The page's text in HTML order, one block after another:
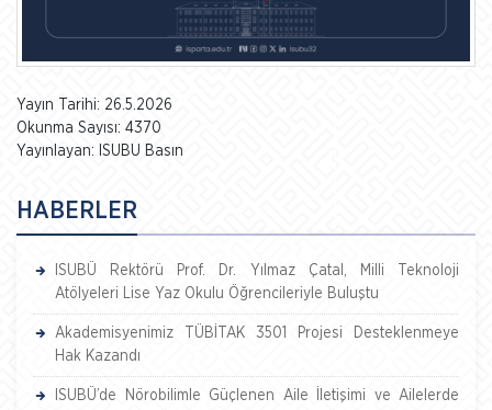
Yayın Tarihi: 26.5.2026
Okunma Sayısı: 4370
Yayınlayan: ISUBU Basın
HABERLER
ISUBÜ Rektörü Prof. Dr. Yılmaz Çatal, Milli Teknoloji
Atölyeleri Lise Yaz Okulu Öğrencileriyle Buluştu
Akademisyenimiz TÜBİTAK 3501 Projesi Desteklenmeye
Hak Kazandı
ISUBÜ’de Nörobilimle Güçlenen Aile İletişimi ve Ailelerde